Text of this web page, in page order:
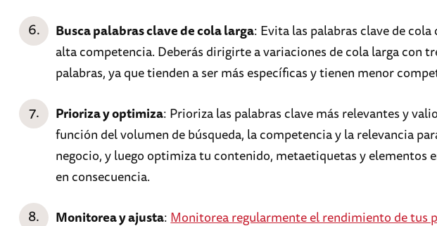
Busca palabras clave de cola larga: Evita las palabras clave de cola
alta competencia. Deberás dirigirte a variaciones de cola larga con
palabras, ya que tienden a ser más específicas y tienen menor
Prioriza y optimiza: Prioriza las palabras clave más relevantes y
función del volumen de búsqueda, la competencia y la relevancia
negocio, y luego optimiza tu contenido, metaetiquetas y elementos
en consecuencia.
Monitorea y ajusta: Monitorea regularmente el rendimiento de tus